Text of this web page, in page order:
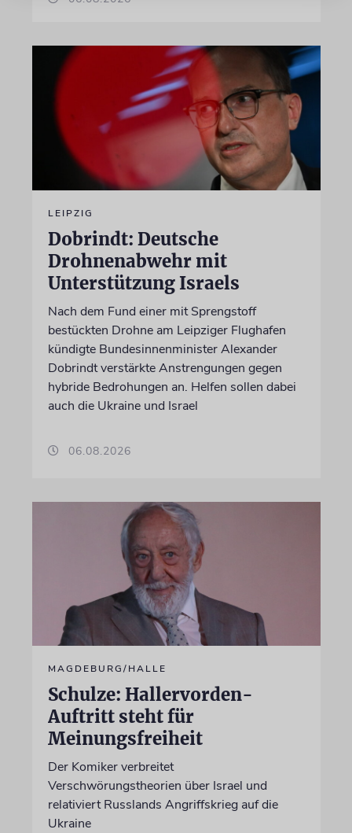
LEIPZIG
Dobrindt: Deutsche
Drohnenabwehr mit
Unterstützung Israels
Nach dem Fund einer mit Sprengstoff
bestückten Drohne am Leipziger Flughafen
kündigte Bundesinnenminister Alexander
Dobrindt verstärkte Anstrengungen gegen
hybride Bedrohungen an. Helfen sollen dabei
auch die Ukraine und Israel
06.08.2026
MAGDEBURG/HALLE
Schulze: Hallervorden-
Auftritt steht für
Meinungsfreiheit
Der Komiker verbreitet
Verschwörungstheorien über Israel und
relativiert Russlands Angriffskrieg auf die
Ukraine